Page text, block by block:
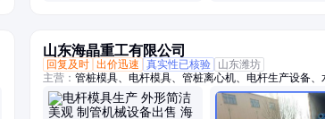
山东海晶重工有限公司
回复及时 出价迅速 真实性已核验
山东潍坊
主营： 管桩模具、电杆模具、管桩离心机、电杆生产设备